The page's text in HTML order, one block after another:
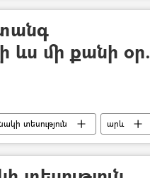
ևս մի քանի օր.
տեսություն արև